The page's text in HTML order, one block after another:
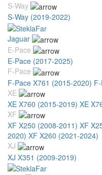
S-Way
S-Way (2019-2022)
Jaguar
E-Pace
E-Pace (2017-2025)
F-Pace
F-Pace X761 (2015-2020)
XE
XE X760 (2015-2019) XE
XF
XF X250 (2008-2011) XF
2020) XF X260 (2021-2024)
XJ
XJ X351 (2009-2019)